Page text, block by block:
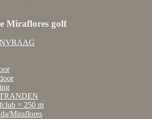
Miraflores golf
= 250 m
Miraflores